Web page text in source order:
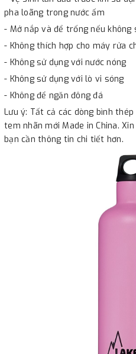
pha loãng trong nước ấm
- Mở nắp và để trống nếu không
- Không thích hợp cho máy rửa
- Không sử dụng với nước nóng
- Không sử dụng với lò vi sóng
- Không để ngăn đông đá
Lưu ý: Tất cả các dòng bình
tem nhãn mới Made in China.
bạn cần thông tin chi tiết hơn.